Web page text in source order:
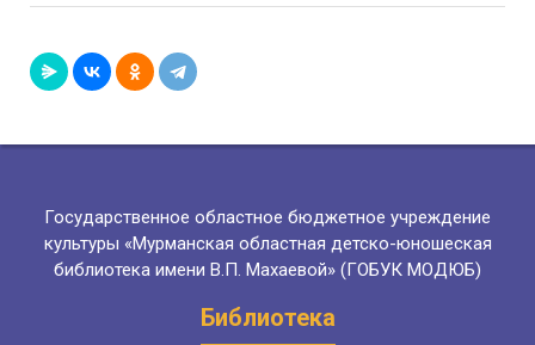
Государственное областное бюджетное учреждение
культуры «Мурманская областная детско-юношеская
библиотека имени В.П. Махаевой» (ГОБУК МОДЮБ)
Библиотека